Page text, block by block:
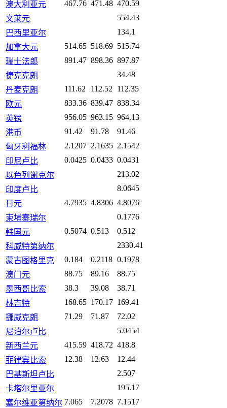
澳大利亚元 467.76 471.48 470.59
文莱元
554.43
巴西里亚尔
134.1
加拿大元
514.65 518.69 515.74
瑞士法郎
891.47 898.36 897.87
捷克克朗
34.48
丹麦克朗
111.62 112.52
112.35
欧元
833.36 839.47 838.34
英镑
956.05 963.15 964.13
港币
91.42 91.78
91.46
匈牙利福林
2.1207 2.1635 2.1542
印尼卢比
0.0425 0.0433 0.0431
以色列谢克尔
213.02
印度卢比
8.0645
日元
4.7935 4.8306 4.8076
柬埔寨瑞尔
0.1776
韩国元
0.5074 0.513
0.512
科威特第纳尔
2330.41
蒙古图格里克
0.184 0.2118 0.1978
澳门元
88.75 89.16
88.75
墨西哥比索
38.3 39.08
38.71
林吉特
168.65 170.17 169.41
挪威克朗
71.29 71.87
72.02
尼泊尔卢比
5.0454
新西兰元
415.59 418.72 418.8
菲律宾比索
12.38 12.63
12.44
巴基斯坦卢比
2.507
卡塔尔里亚尔
195.17
塞尔维亚第纳尔 7.065 7.2078 7.1517